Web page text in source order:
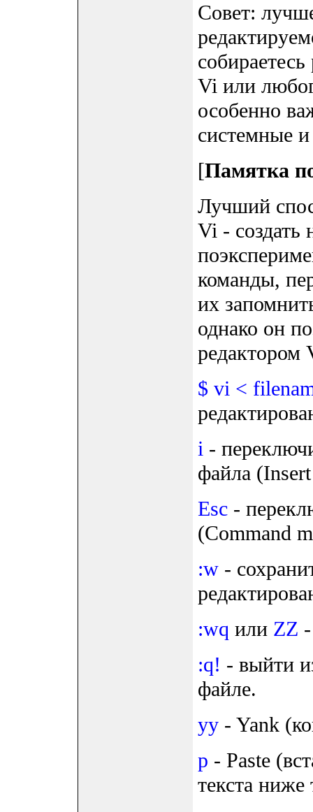
Совет:
Vi или
особенно
системные
[Памятка
Лучший
Vi -
команды,
их
однако он
редактором
$ vi <
i -
файла
Esc -
(Command
:w -
:wq или ZZ
:q! - выйти
файле.
yy - Yank
p - Paste
текста